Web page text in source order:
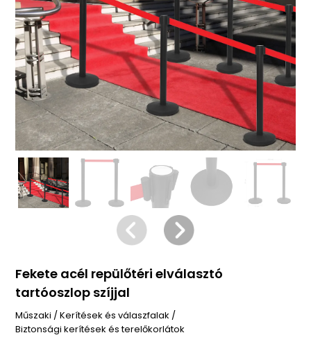
Fekete acél repülőtéri elválasztó
tartóoszlop szíjjal
Műszaki /Kerítések és válaszfalak /
Biztonsági kerítések és terelőkorlátok